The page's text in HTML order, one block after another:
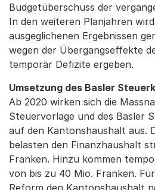
Budgetüberschuss der
In den weiteren Planjahren
ausgeglichenen Ergebnissen
wegen der Übergangseffekte
temporär Defizite ergeben.
Umsetzung des Basler
Ab 2020 wirken sich die
Steuervorlage und des Basler
auf den Kantonshaushalt aus.
belasten den Finanzhaushalt
Franken. Hinzu kommen
von bis zu 40 Mio. Franken.
Reform den Kantonshaushalt